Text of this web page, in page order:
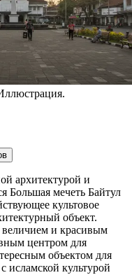
архитектурой и
Большая мечеть Байтул
культовое
объект.
и красивым
центром для
объектом для
исламской культурой